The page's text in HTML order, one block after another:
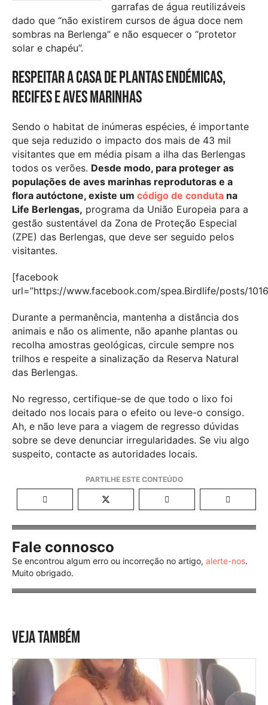
garrafas de água reutilizáveis
dado que “não existirem cursos de água doce nem
sombras na Berlenga” e não esquecer o “protetor
solar e chapéu”.
Respeitar a casa de plantas endémicas,
recifes e aves marinhas
Sendo o habitat de inúmeras espécies, é importante
que seja reduzido o impacto dos mais de 43 mil
visitantes que em média pisam a ilha das Berlengas
todos os verões. Desde modo, para proteger as
populações de aves marinhas reprodutoras e a
flora autóctone, existe um código de conduta na
Life Berlengas, programa da União Europeia para a
gestão sustentável da Zona de Proteção Especial
(ZPE) das Berlengas, que deve ser seguido pelos
visitantes.
[facebook
url=”https://www.facebook.com/spea.Birdlife/posts/
Durante a permanência, mantenha a distância dos
animais e não os alimente, não apanhe plantas ou
recolha amostras geológicas, circule sempre nos
trilhos e respeite a sinalização da Reserva Natural
das Berlengas.
No regresso, certifique-se de que todo o lixo foi
deitado nos locais para o efeito ou leve-o consigo.
Ah, e não leve para a viagem de regresso dúvidas
sobre se deve denunciar irregularidades. Se viu algo
suspeito, contacte as autoridades locais.
Fale connosco
Se encontrou algum erro ou incorreção no artigo, alerte-nos.
Muito obrigado.
VEJA TAMBÉM